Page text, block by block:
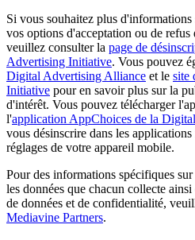
Si vous souhaitez plus
vos options d'acceptation ou de refus
veuillez consulter la page de
Advertising Initiative. Vous pouvez
Digital Advertising Alliance et le site
Initiative pour en savoir plus sur la
d'intérêt. Vous pouvez télécharger
l'application AppChoices de la
vous désinscrire dans les
réglages de votre appareil mobile.
Pour des informations spécifiques
les données que chacun collecte
de données et de confidentialité,
Mediavine Partners.